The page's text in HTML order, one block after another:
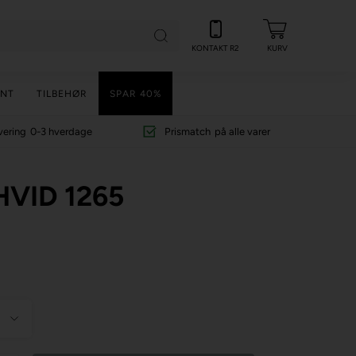
KONTAKT R2 KURV
TILBEHØR SPAR 40%
0-3 hverdage Prismatch på alle varer
1265